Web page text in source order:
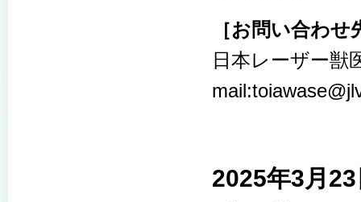
［お問い合わせ
日本レーザー
2025年3月